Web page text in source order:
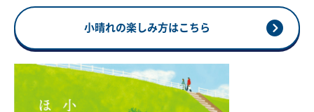
小晴れの楽しみ方はこちら